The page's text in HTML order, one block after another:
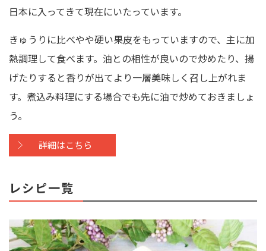
日本に入ってきて現在にいたっています。
きゅうりに比べやや硬い果皮をもっていますので、主に加
熱調理して食べます。油との相性が良いので炒めたり、揚
げたりすると香りが出てより一層美味しく召し上がれま
す。煮込み料理にする場合でも先に油で炒めておきましょ
う。
詳細はこちら
レシピ一覧